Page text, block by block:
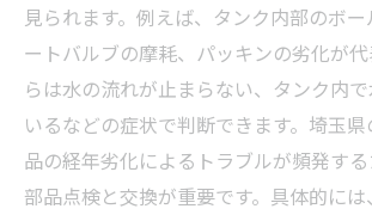
見られます。例えば、タンク内部のボ
ートバルブの摩耗、パッキンの劣化が
らは水の流れが止まらない、タンク内
いるなどの症状で判断できます。埼玉
品の経年劣化によるトラブルが頻発す
部品点検と交換が重要です。具体的に